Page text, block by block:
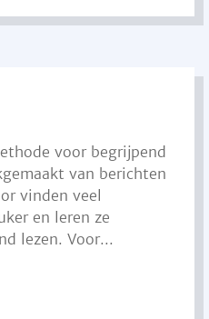
voor begrijpend
van berichten
vinden veel
en leren ze
lezen. Voor...